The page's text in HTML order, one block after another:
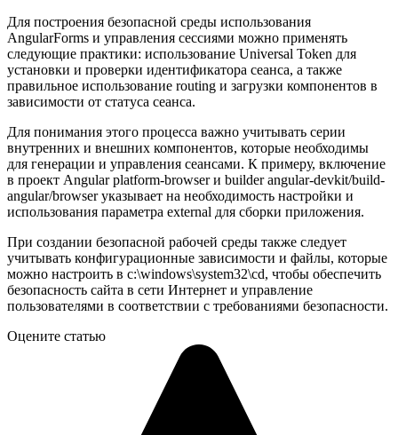
Для построения безопасной среды использования
AngularForms и управления сессиями можно применять
следующие практики: использование Universal Token для
установки и проверки идентификатора сеанса, а также
правильное использование routing и загрузки компонентов в
зависимости от статуса сеанса.
Для понимания этого процесса важно учитывать серии
внутренних и внешних компонентов, которые необходимы
для генерации и управления сеансами. К примеру, включение
в проект Angular platform-browser и builder angular-devkit/build-
angular/browser указывает на необходимость настройки и
использования параметра external для сборки приложения.
При создании безопасной рабочей среды также следует
учитывать конфигурационные зависимости и файлы, которые
можно настроить в c:\windows\system32\cd, чтобы обеспечить
безопасность сайта в сети Интернет и управление
пользователями в соответствии с требованиями безопасности.
Оцените статью